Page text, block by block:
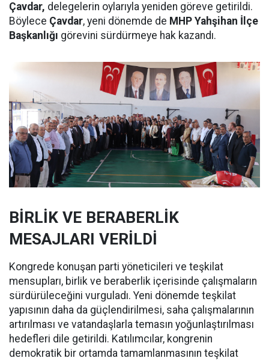
Çavdar, delegelerin oylarıyla yeniden göreve getirildi.
Böylece Çavdar, yeni dönemde de MHP Yahşihan İlçe
Başkanlığı görevini sürdürmeye hak kazandı.
BİRLİK VE BERABERLİK
MESAJLARI VERİLDİ
Kongrede konuşan parti yöneticileri ve teşkilat
mensupları, birlik ve beraberlik içerisinde çalışmaların
sürdürüleceğini vurguladı. Yeni dönemde teşkilat
yapısının daha da güçlendirilmesi, saha çalışmalarının
artırılması ve vatandaşlarla temasın yoğunlaştırılması
hedefleri dile getirildi. Katılımcılar, kongrenin
demokratik bir ortamda tamamlanmasının teşkilat